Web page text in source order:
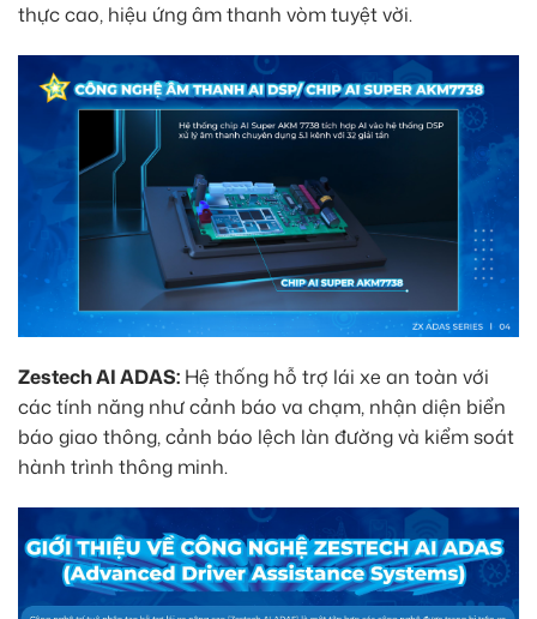
thực cao, hiệu ứng âm thanh vòm tuyệt vời.
Zestech AI ADAS: Hệ thống hỗ trợ lái xe an toàn với
các tính năng như cảnh báo va chạm, nhận diện biển
báo giao thông, cảnh báo lệch làn đường và kiểm soát
hành trình thông minh.